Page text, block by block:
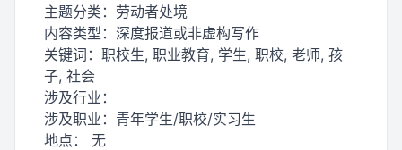
主题分类： 劳动者处境
内容类型： 深度报道或非虚构写作
关键词： 职校生, 职业教育, 学生, 职校, 老师, 孩
子, 社会
涉及行业：
涉及职业： 青年学生/职校/实习生
地点： 无